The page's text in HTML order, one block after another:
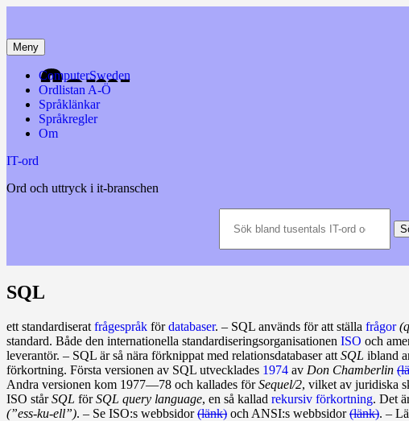
innehåll
Meny
ComputerSweden
Ordlistan A-Ö
Språklänkar
Språkregler
Om
IT-ord
Ord och uttryck i it-branschen
bland
SQL
ett standardiserat frågespråk fördata­­baser. – SQL används för att ställa frågor
standard. Både den internationella standardiseringsorganisationen ISO och
leverantör. – SQL är så nära förknippat med relationsdatabaser att SQL ibland
förkortning. Första ver­sionen av SQL utvecklades 1974 av Don Chamberlin
Andra versionen kom 1977—78 och kallades förSequel/2, vilket av juridiska
ISO stårSQL förSQL query language, en så kallad rekursiv förkortning. Det
(”ess‑ku‑ell”). – Se ISO:s webbsidor(länk) och ANSI:s webbsidor(länk). –